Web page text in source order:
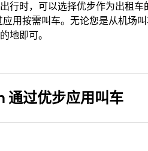
行时，可以选择优步作为出租
用按需叫车。无论您是从机场
地即可。
通过优步应用叫车